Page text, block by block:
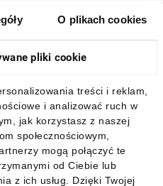
O plikach cookies
pliki cookie
treści i reklam,
i analizować ruch w
jak korzystasz z naszej
społecznościowym,
mogą połączyć te
od Ciebie lub
z ich usług. Dzięki Twojej
mobilną: